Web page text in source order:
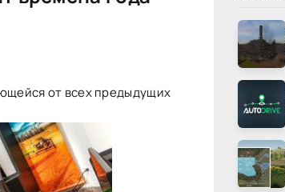
от всех предыдущих